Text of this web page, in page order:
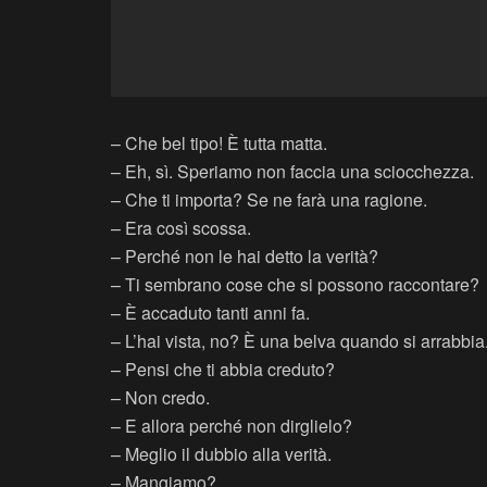
– Che bel tipo! È tutta matta.
– Eh, sì. Speriamo non faccia una sciocchezza.
– Che ti importa? Se ne farà una ragione.
– Era così scossa.
– Perché non le hai detto la verità?
– Ti sembrano cose che si possono raccontare?
– È accaduto tanti anni fa.
– L’hai vista, no? È una belva quando si
– Pensi che ti abbia creduto?
– Non credo.
– E allora perché non dirglielo?
– Meglio il dubbio alla verità.